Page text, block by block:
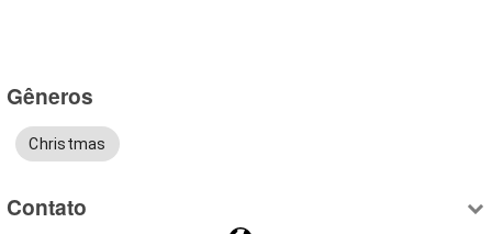
Gêneros
Christmas
Contato